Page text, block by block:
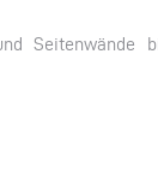
Seitenwände